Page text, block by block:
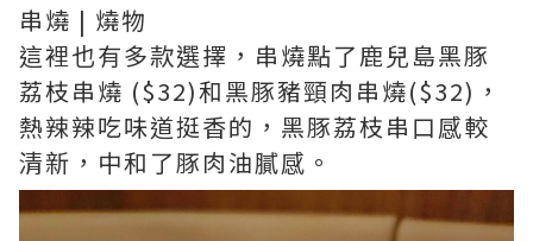
串燒 | 燒物
這裡也有多款選擇，串燒點了鹿兒島黑豚
荔枝串燒 ($32)和黑豚豬頸肉串燒($32)，
熱辣辣吃味道挺香的，黑豚荔枝串口感較
清新，中和了豚肉油膩感。